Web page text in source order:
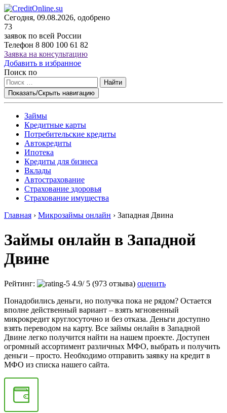
Сегодня, 09.08.2026, одобрено
73
заявок по всей России
Телефон 8 800 100 61 82
Заявка на консультацию
Добавить в избранное
Поиск по
Найти
Показать/Скрыть навигацию
Займы
Кредитные карты
Потребительские кредиты
Автокредиты
Ипотека
Кредиты для бизнеса
Вклады
Автострахование
Страхование здоровья
Страхование имущества
Главная › Микрозаймы онлайн › Западная Двина
Займы онлайн в Западной
Двине
Рейтинг: 4.9/ 5 (973 отзыва) оценить
Понадобились деньги, но получка пока не рядом? Остается
вполне действенный вариант – взять мгновенный
микрокредит круглосуточно и без отказа. Деньги доступно
взять переводом на карту. Все займы онлайн в Западной
Двине легко получится найти на нашем проекте. Доступен
огромный ассортимент различных МФО, выбрать и получить
деньги – просто. Необходимо отправить заявку на кредит в
МФО из списка нашего сайта.